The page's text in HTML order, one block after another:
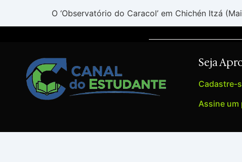
O ‘Observatório do Caracol’ em Chichén Itzá
Seja
Cadastre-
Assine um